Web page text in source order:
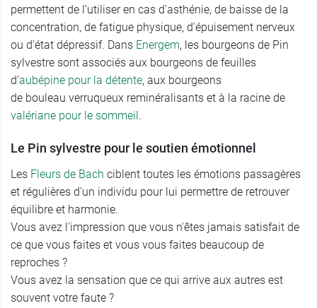
permettent de l’utiliser en cas d'asthénie, de baisse de la
concentration, de fatigue physique, d'épuisement nerveux
ou d'état dépressif. Dans Energem, les bourgeons de Pin
sylvestre sont associés aux bourgeons de feuilles
d'aubépine pour la détente, aux bourgeons
de bouleau verruqueux reminéralisants et à la racine de
valériane pour le sommeil .
Le Pin sylvestre pour le soutien émotionnel
Les Fleurs de Bach ciblent toutes les émotions passagères
et régulières d’un individu pour lui permettre de retrouver
équilibre et harmonie.
Vous avez l'impression que vous n'êtes jamais satisfait de
ce que vous faites et vous vous faites beaucoup de
reproches ?
Vous avez la sensation que ce qui arrive aux autres est
souvent votre faute ?